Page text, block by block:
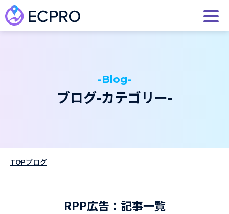
-Blog-
ブログ-カテゴリー-
TOPブログ
RPP広告：記事一覧